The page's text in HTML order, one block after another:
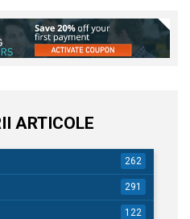
ARTICOLE
262
291
122